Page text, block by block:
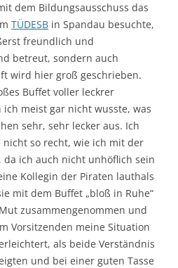
dem Bildungsausschuss das
TÜDESB in Spandau besuchte,
freundlich und
betreut, sondern auch
wird hier groß geschrieben.
Buffet voller leckrer
meist gar nicht wusste, was
sehr, sehr lecker aus. Ich
so recht, wie ich mit der
ich auch nicht unhöflich sein
Kollegin der Piraten lauthals
mit dem Buffet „bloß in Ruhe“
zusammengenommen und
Vorsitzenden meine Situation
als beide Verständnis
und bei einer guten Tasse